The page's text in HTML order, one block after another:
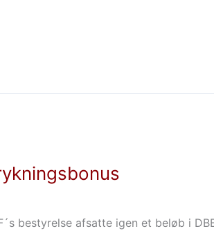
bestyrelse afsatte igen et beløb i